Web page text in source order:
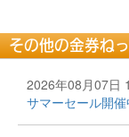
その他の金券ね
2026年08月07日
サマーセール開催